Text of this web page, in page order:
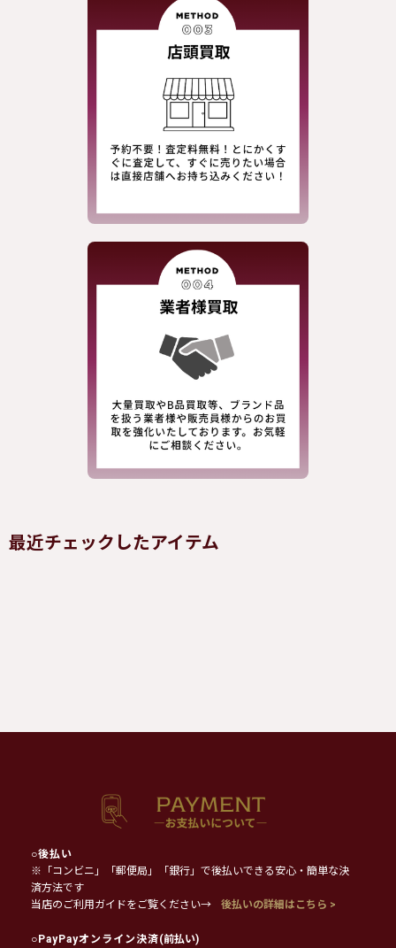
最近チェックしたアイテム
○後払い
※「コンビニ」「郵便局」「銀行」で後払いできる安心・簡単な決
済方法です
当店のご利用ガイドをご覧ください→
後払いの詳細はこちら >
○PayPayオンライン決済(前払い)